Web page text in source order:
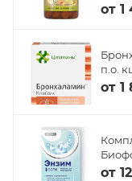
от 1
п.о.
от 1
от